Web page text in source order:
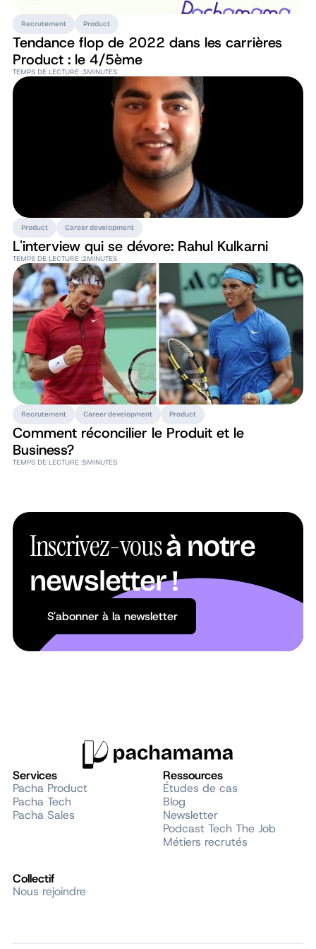
Recrutement Product
Tendance flop de 2022 dans les carrières
Product : le 4/5ème
TEMPS DE LECTURE :3MINUTES
Product Career development
L'interview qui se dévore: Rahul Kulkarni
TEMPS DE LECTURE :2MINUTES
Recrutement Career development Product
Comment réconcilier le Produit et le
Business?
TEMPS DE LECTURE :5MINUTES
Inscrivez-vousà notre
newsletter !
S'abonner à la newsletter
S'abonner à la newsletter
Services
Pacha Product
Pacha Tech
Pacha Sales
Ressources
Études de cas
Blog
Newsletter
Podcast Tech The Job
Métiers recrutés
Collectif
Nous rejoindre